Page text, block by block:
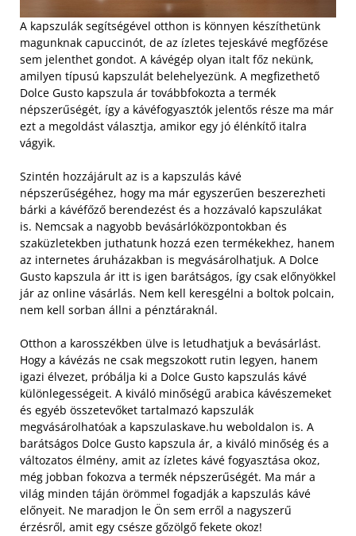
A kapszulák segítségével otthon is könnyen készíthetünk
magunknak capuccinót, de az ízletes tejeskávé megfőzése
sem jelenthet gondot. A kávégép olyan italt főz nekünk,
amilyen típusú kapszulát belehelyezünk. A megfizethető
Dolce Gusto kapszula ár továbbfokozta a termék
népszerűségét, így a kávéfogyasztók jelentős része ma már
ezt a megoldást választja, amikor egy jó élénkítő italra
vágyik.
Szintén hozzájárult az is a kapszulás kávé
népszerűségéhez, hogy ma már egyszerűen beszerezheti
bárki a kávéfőző berendezést és a hozzávaló kapszulákat
is. Nemcsak a nagyobb bevásárlóközpontokban és
szaküzletekben juthatunk hozzá ezen termékekhez, hanem
az internetes áruházakban is megvásárolhatjuk. A Dolce
Gusto kapszula ár itt is igen barátságos, így csak előnyökkel
jár az online vásárlás. Nem kell keresgélni a boltok polcain,
nem kell sorban állni a pénztáraknál.
Otthon a karosszékben ülve is letudhatjuk a bevásárlást.
Hogy a kávézás ne csak megszokott rutin legyen, hanem
igazi élvezet, próbálja ki a Dolce Gusto kapszulás kávé
különlegességeit. A kiváló minőségű arabica kávészemeket
és egyéb összetevőket tartalmazó kapszulák
megvásárolhatóak a kapszulaskave.hu weboldalon is. A
barátságos Dolce Gusto kapszula ár, a kiváló minőség és a
változatos élmény, amit az ízletes kávé fogyasztása okoz,
még jobban fokozva a termék népszerűségét. Ma már a
világ minden táján örömmel fogadják a kapszulás kávé
előnyeit. Ne maradjon le Ön sem erről a nagyszerű
érzésről, amit egy csésze gőzölgő fekete okoz!